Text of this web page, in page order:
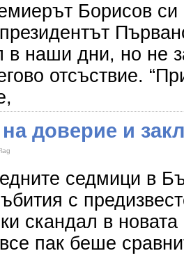
Борисов
в наши дни, но не
отсъствие.
доверие и
седмици в
с
скандал в
пак беше